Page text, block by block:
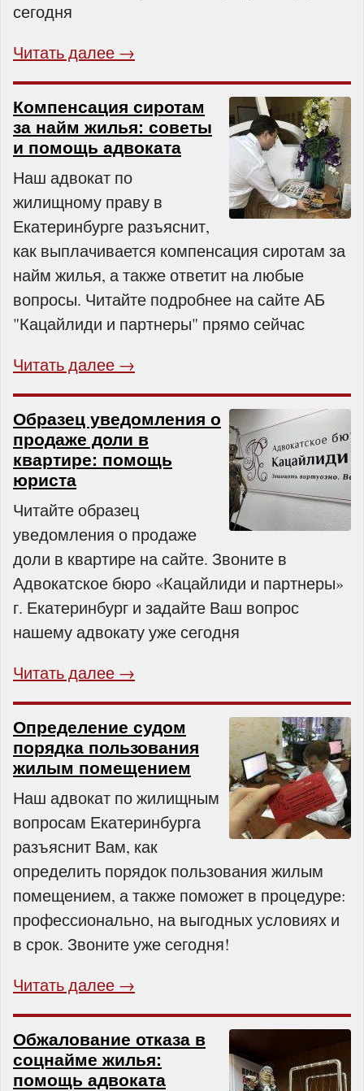
сегодня
Читать далее →
Компенсация сиротам
за найм жилья: советы
и помощь адвоката
Наш адвокат по
жилищному праву в
Екатеринбурге разъяснит,
как выплачивается компенсация сиротам за
найм жилья, а также ответит на любые
вопросы. Читайте подробнее на сайте АБ
"Кацайлиди и партнеры" прямо сейчас
Читать далее →
Образец уведомления о
продаже доли в
квартире: помощь
юриста
Читайте образец
уведомления о продаже
доли в квартире на сайте. Звоните в
Адвокатское бюро «Кацайлиди и партнеры»
г. Екатеринбург и задайте Ваш вопрос
нашему адвокату уже сегодня
Читать далее →
Определение судом
порядка пользования
жилым помещением
Наш адвокат по жилищным
вопросам Екатеринбурга
разъяснит Вам, как
определить порядок пользования жилым
помещением, а также поможет в процедуре:
профессионально, на выгодных условиях и
в срок. Звоните уже сегодня!
Читать далее →
Обжалование отказа в
соцнайме жилья:
помощь адвоката